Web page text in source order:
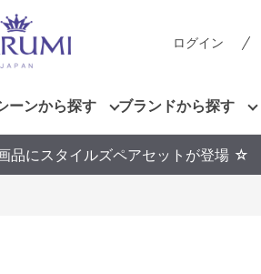
ログイン
ーンから探す ブランドから探す
品にスタイルズペアセットが登場 ☆